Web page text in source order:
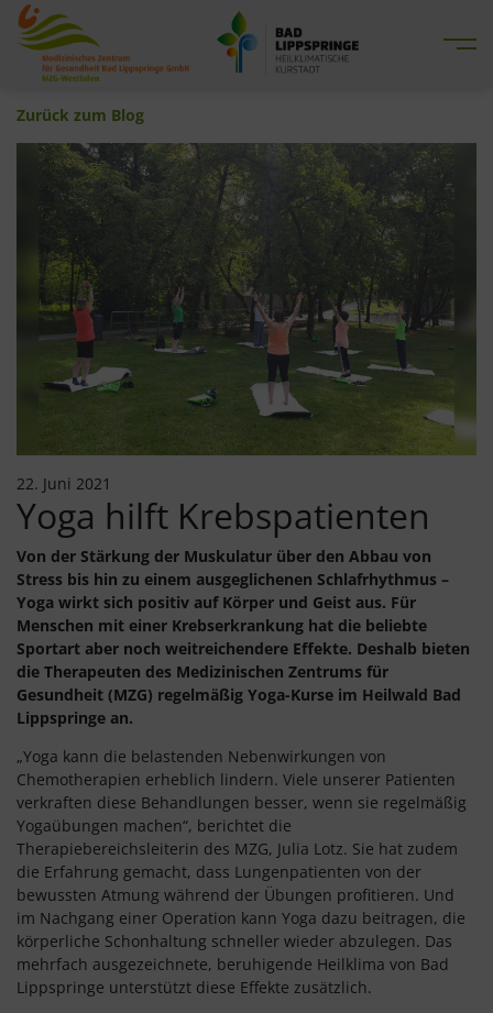
Zurück zum Blog
22. Juni 2021
Yoga hilft Krebspatienten
Von der Stärkung der Muskulatur über den Abbau von
Stress bis hin zu einem ausgeglichenen Schlafrhythmus –
Yoga wirkt sich positiv auf Körper und Geist aus. Für
Menschen mit einer Krebserkrankung hat die beliebte
Sportart aber noch weitreichendere Effekte. Deshalb bieten
die Therapeuten des Medizinischen Zentrums für
Gesundheit (MZG) regelmäßig Yoga-Kurse im Heilwald Bad
Lippspringe an.
„Yoga kann die belastenden Nebenwirkungen von
Chemotherapien erheblich lindern. Viele unserer Patienten
verkraften diese Behandlungen besser, wenn sie regelmäßig
Yogaübungen machen“, berichtet die
Therapiebereichsleiterin des MZG, Julia Lotz. Sie hat zudem
die Erfahrung gemacht, dass Lungenpatienten von der
bewussten Atmung während der Übungen profitieren. Und
im Nachgang einer Operation kann Yoga dazu beitragen, die
körperliche Schonhaltung schneller wieder abzulegen. Das
mehrfach ausgezeichnete, beruhigende Heilklima von Bad
Lippspringe unterstützt diese Effekte zusätzlich.